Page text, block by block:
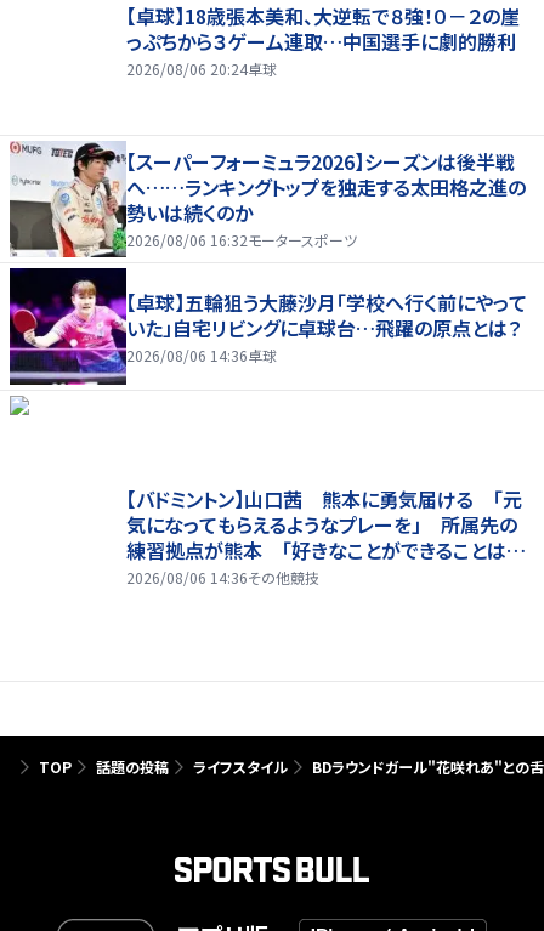
【卓球】18歳張本美和、大逆転で８強！０－２の崖
っぷちから３ゲーム連取…中国選手に劇的勝利
2026/08/06 20:24卓球
【スーパーフォーミュラ2026】シーズンは後半戦
へ……ランキングトップを独走する太田格之進の
勢いは続くのか
2026/08/06 16:32モータースポーツ
【卓球】五輪狙う大藤沙月「学校へ行く前にやって
いた」自宅リビングに卓球台…飛躍の原点とは？
2026/08/06 14:36卓球
【バドミントン】山口茜 熊本に勇気届ける 「元
気になってもらえるようなプレーを」 所属先の
練習拠点が熊本 「好きなことができることは当
たり前じゃない」
2026/08/06 14:36その他競技
TOP 話題の投稿 ライフスタイル BDラウンドガール"花咲れあ"との